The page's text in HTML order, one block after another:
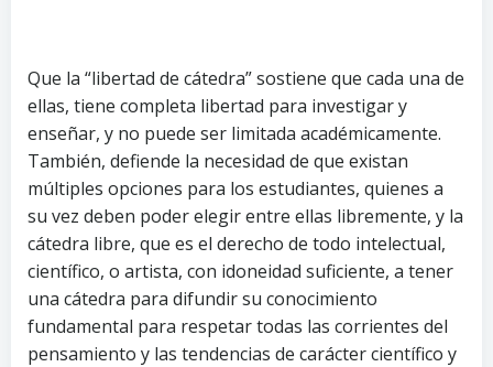
Que la “libertad de cátedra” sostiene que cada una de
ellas, tiene completa libertad para investigar y
enseñar, y no puede ser limitada académicamente.
También, defiende la necesidad de que existan
múltiples opciones para los estudiantes, quienes a
su vez deben poder elegir entre ellas libremente, y la
cátedra libre, que es el derecho de todo intelectual,
científico, o artista, con idoneidad suficiente, a tener
una cátedra para difundir su conocimiento
fundamental para respetar todas las corrientes del
pensamiento y las tendencias de carácter científico y